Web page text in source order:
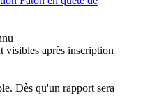
visibles après inscription
Dès qu'un rapport sera